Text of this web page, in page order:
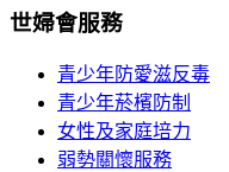
世婦會服務
青少年防愛滋反毒
青少年菸檳防制
女性及家庭培力
弱勢關懷服務